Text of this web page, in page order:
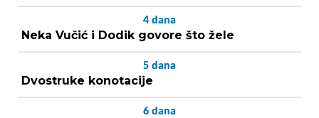
4 dana
Neka Vučić i Dodik govore što žele
5 dana
Dvostruke konotacije
6 dana